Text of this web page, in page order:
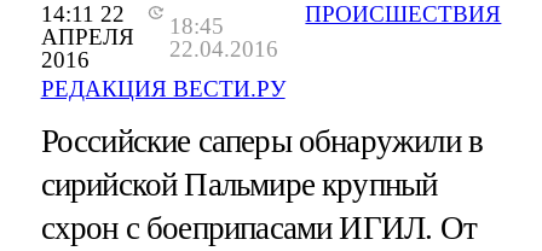
14:11 22
АПРЕЛЯ
2016
18:45
22.04.2016
РЕДАКЦИЯ ВЕСТИ.РУ
ПРОИСШЕСТВИЯ
Российские саперы обнаружили в
сирийской Пальмире крупный
схрон с боеприпасами ИГИЛ. От